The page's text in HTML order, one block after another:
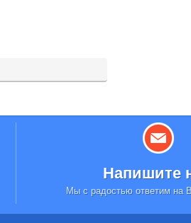
Напишите
Мы с радостью ответим на